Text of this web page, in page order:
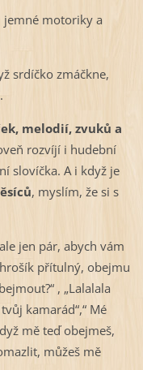
jemné motoriky a
srdíčko zmáčkne,
melodií, zvuků a
rozvíjí i hudební
slovíčka. A i když je
, myslím, že si s
jen pár, abych vám
přítulný, obejmu
, „Lalalala
kamarád“,“ Mé
mě teď obejmeš,
můžeš mě